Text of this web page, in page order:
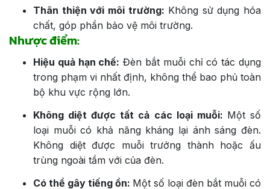
Thân thiện với môi trường: Không sử dụng hóa
chất, góp phần bảo vệ môi trường.
Nhược điểm:
Hiệu quả hạn chế: Đèn bắt muỗi chỉ có tác dụng
trong phạm vi nhất định, không thể bao phủ toàn
bộ khu vực rộng lớn.
Không diệt được tất cả các loại muỗi: Một số
loại muỗi có khả năng kháng lại ánh sáng đèn.
Không diệt được muỗi trưởng thành hoặc ấu
trùng ngoài tầm với của đèn.
Có thể gây tiếng ồn: Một số loại đèn bắt muỗi có